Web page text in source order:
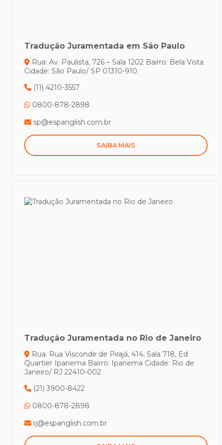
Tradução Juramentada em São Paulo
Rua: Av. Paulista, 726 – Sala 1202 Bairro: Bela Vista
Cidade: São Paulo/ SP 01310-910
(11) 4210-3557
0800-878-2898
sp@espanglish.com.br
SAIBA MAIS
Tradução Juramentada no Rio de Janeiro
Rua: Rua Visconde de Pirajá, 414, Sala 718, Ed
Quartier Ipanema Bairro: Ipanema Cidade: Rio de
Janeiro/ RJ 22410-002
(21) 3900-8422
0800-878-2898
rj@espanglish.com.br